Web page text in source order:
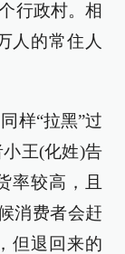
行政村。相
人的常住人
样“拉黑”过
王(化姓)告
率较高，且
消费者会赶
但退回来的